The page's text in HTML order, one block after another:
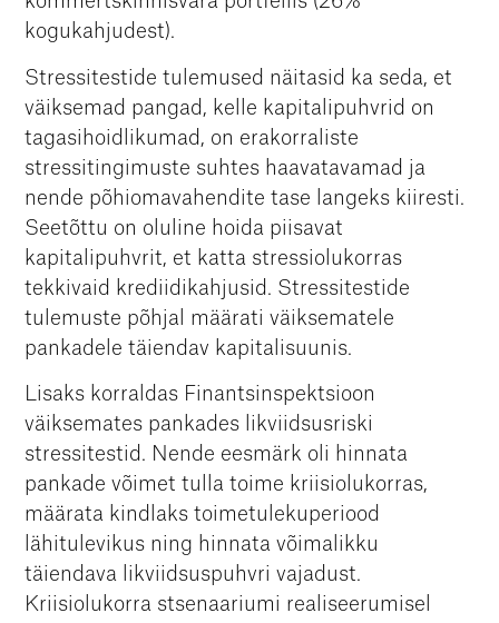
kogukahjudest).
Stressitestide tulemused näitasid ka seda, et
väiksemad pangad, kelle kapitalipuhvrid on
tagasihoidlikumad, on erakorraliste
stressitingimuste suhtes haavatavamad ja
nende põhiomavahendite tase langeks kiiresti.
Seetõttu on oluline hoida piisavat
kapitalipuhvrit, et katta stressiolukorras
tekkivaid krediidikahjusid. Stressitestide
tulemuste põhjal määrati väiksematele
pankadele täiendav kapitalisuunis.
Lisaks korraldas Finantsinspektsioon
väiksemates pankades likviidsusriski
stressitestid. Nende eesmärk oli hinnata
pankade võimet tulla toime kriisiolukorras,
määrata kindlaks toimetulekuperiood
lähitulevikus ning hinnata võimalikku
täiendava likviidsuspuhvri vajadust.
Kriisiolukorra stsenaariumi realiseerumisel